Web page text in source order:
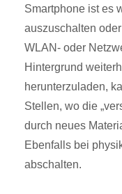
Smartphone ist es
auszuschalten
WLAN- oder
Hintergrund
herunterzuladen,
Stellen, wo die
durch neues
Ebenfalls bei
abschalten.